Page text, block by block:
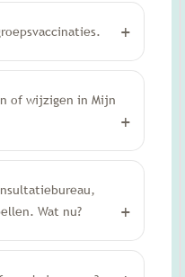
of wijzigen in Mijn
Wat nu?